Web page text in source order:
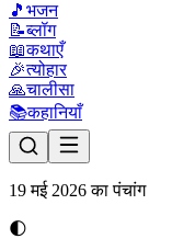
🎵 भजन
📝ब्लॉग
📖कथाएँ
🎉त्योहार
🙏चालीसा
📚कहानियाँ
19 मई 2026 का पंचांग
🌓